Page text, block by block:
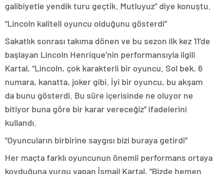
galibiyetle yendik turu geçtik. Mutluyuz” diye konuştu.
“Lincoln kaliteli oyuncu olduğunu gösterdi”
Sakatlık sonrası takıma dönen ve bu sezon ilk kez 11’de
başlayan Lincoln Henrique’nin performansıyla ilgili
Kartal, “Lincoln, çok karakterli bir oyuncu. Sol bek, 6
numara, kanatta, joker gibi. İyi bir oyuncu, bu akşam
da bunu gösterdi. Bu süre içerisinde ne oluyor ne
bitiyor buna göre bir karar vereceğiz” ifadelerini
kullandı.
“Oyuncuların birbirine saygısı bizi buraya getirdi”
Her maçta farklı oyuncunun önemli performans ortaya
koyduğuna vurgu yapan İsmail Kartal, “Bizde hemen